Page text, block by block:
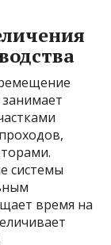
системы
время на